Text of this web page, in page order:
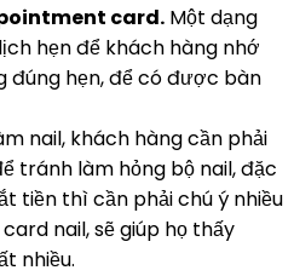
card. Một dạng
hẹn để khách hàng nhớ
đúng hẹn, để có được bàn
nail, khách hàng cần phải
tránh làm hỏng bộ nail, đặc
tiền thì cần phải chú ý nhiều
nail, sẽ giúp họ thấy
nhiều.